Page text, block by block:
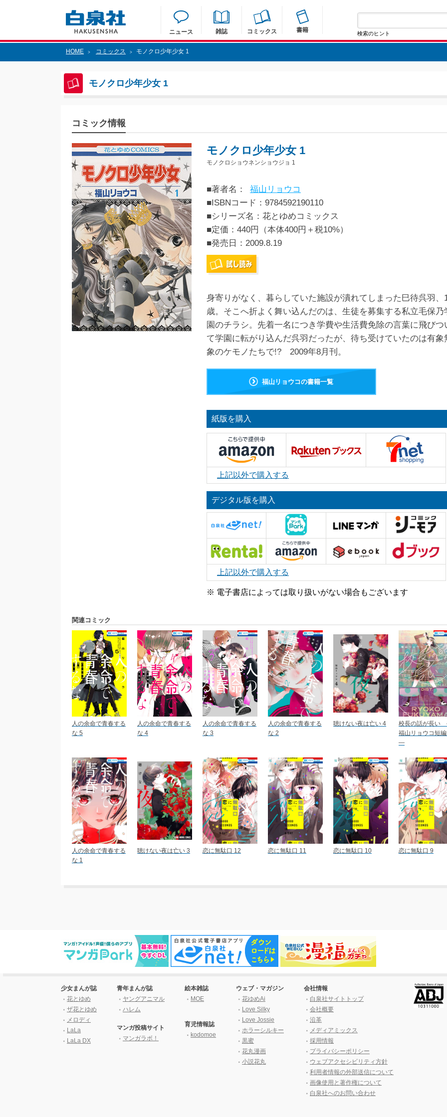
ニュース 雑誌 コミックス 書籍 検索のヒント
HOME > コミックス > モノクロ少年少女 1
モノクロ少年少女 1
コミック情報
モノクロ少年少女 1
モノクロショウネンショウジョ 1
■著者名：
福山リョウコ
■ISBNコード：9784592190110
■シリーズ名：花とゆめコミックス
■定価：440円（本体400円＋税10%）
■発売日： 2009.8.19
身寄りがなく、暮らしていた施設が潰れてしまった巳待呉羽、
歳。そこへ折よく舞い込んだのは、生徒を募集する私立毛保乃
園のチラシ。先着一名につき学費や生活費免除の言葉に飛びつ
て学園に転がり込んだ呉羽だったが、待ち受けていたのは有象
象のケモノたちで!? 2009年8月刊。
福山リョウコの書籍一覧
紙版を購入
上記以外で購入する
デジタル版を購入
上記以外で購入する
※ 電子書店によっては取り扱いがない場合もございます
関連コミック
人の余命で青春する
な 5
人の余命で青春する
な 4
人の余命で青春する
な 3
人の余命で青春する
な 2
聴けない夜は亡い 4
校長の話が長
福山リョウコ短
―
人の余命で青春する
な 1
聴けない夜は亡い 3 恋に無駄口 12 恋に無駄口 11 恋に無駄口 10 恋に無駄口 9
少女まんが誌
花とゆめ
ザ花とゆめ
メロディ
LaLa
LaLa DX
青年まんが誌
ヤングアニマル
ハレム
マンガ投稿サイト
マンガラボ！
絵本雑誌
MOE
育児情報誌
kodomoe
ウェブ・マガジン
花ゆめAi
Love Silky
Love Jossie
ホラーシルキー
黒蜜
花丸漫画
小説花丸
会社情報
白泉社サイトトップ
会社概要
沿革
メディアミックス
採用情報
プライバシーポリシー
ウェブアクセシビリティ方針
利用者情報の外部送信について
画像使用と著作権について
白泉社へのお問い合わせ